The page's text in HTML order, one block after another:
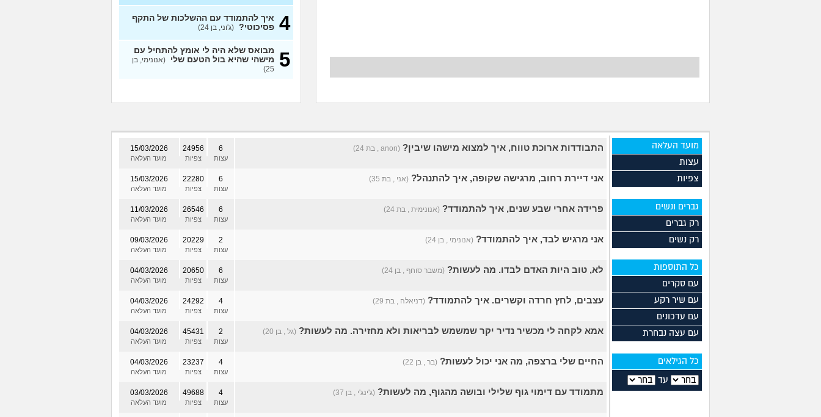
4 איך להתמודד עם ההשלכות של התקף
פסיכוטי?(ג'וני, בן 24)
5
מבואס שלא היה לי אומץ להתחיל עם
מישהי שהיא בול הטעם שלי(אנונימי, בן
25)
מועד העלאה
עצות
צפיות
גברים ונשים
רק גברים
רק נשים
כל התוספות
עם סקרים
עם שיר רקע
עם עדכונים
עם עצה נבחרת
כל הגילאים
עד
התבודדות ארוכת טווח, איך למצוא מישהו שיבין? (anon , בת 24) 15/03/2026
מועד העלאה
24956
צפיות
6
עצות
אני דיירת רחוב, מרגישה שקופה, איך להתנהל? (אני , בת 35) 15/03/2026
מועד העלאה
22280
צפיות
6
עצות
פרידה אחרי שבע שנים, איך להתמודד? (אנונימית , בת 24) 11/03/2026
מועד העלאה
26546
צפיות
6
עצות
אני מרגיש לבד, איך להתמודד? (אנונימי , בן 24) 09/03/2026
מועד העלאה
20229
צפיות
2
עצות
לא, טוב היות האדם לבדו. מה לעשות? (משבר סוחף , בן 24) 04/03/2026
מועד העלאה
20650
צפיות
6
עצות
עצבים, לחץ חרדה וקשרים. איך להתמודד? (דניאלה , בת 29) 04/03/2026
מועד העלאה
24292
צפיות
4
עצות
אמא לקחה לי מכשיר נדיר יקר שמשמש לבריאות ולא מחזירה. מה לעשות? (גל , בן 20) 04/03/2026
מועד העלאה
45431
צפיות
2
עצות
החיים שלי ברצפה, מה אני יכול לעשות? (בר , בן 22) 04/03/2026
מועד העלאה
23237
צפיות
4
עצות
מתמודד עם דימוי גוף שלילי ובושה מהגוף, מה לעשות? (ג'ינג'י , בן 37) 03/03/2026
מועד העלאה
49688
צפיות
4
עצות